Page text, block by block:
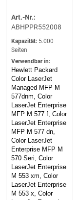
Art.-Nr.:
ABHPPR552008
Kapazität: 5.000
Seiten
Verwendbar in:
Hewlett Packard
Color LaserJet
Managed MFP M
577dnm, Color
LaserJet Enterprise
MFP M 577 f, Color
LaserJet Enterprise
MFP M 577 dn,
Color LaserJet
Enterprise MFP M
570 Seri, Color
LaserJet Enterprise
M 553 xm, Color
LaserJet Enterprise
M 553 x, Color